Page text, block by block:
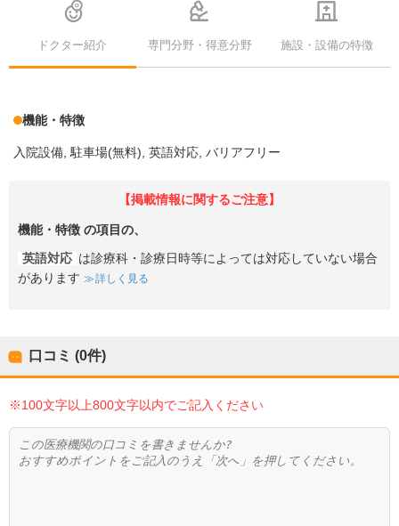
ドクター紹介 専門分野・得意分野 施設・設備の特徴
機能・特徴
入院設備 駐車場(無料) 英語対応 バリアフリー
【掲載情報に関するご注意】
機能・特徴 の項目の、
英語対応 は診療科・診療日時等によっては対応していない場合
があります
詳しく見る
口コミ (0件)
※100文字以上800文字以内でご記入ください